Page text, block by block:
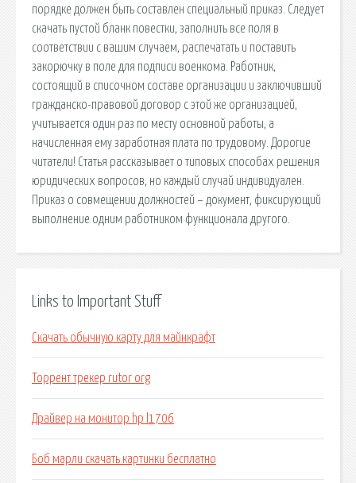
порядке должен быть составлен специальный приказ. Следует
скачать пустой бланк повестки, заполнить все поля в
соответствии с вашим случаем, распечатать и поставить
закорючку в поле для подписи военкома. Работник,
состоящий в списочном составе организации и заключивший
гражданско-правовой договор с этой же организацией,
учитывается один раз по месту основной работы, а
начисленная ему заработная плата по трудовому. Дорогие
читатели! Статья рассказывает о типовых способах решения
юридических вопросов, но каждый случай индивидуален.
Приказ о совмещении должностей – документ, фиксирующий
выполнение одним работником функционала другого.
Links to Important Stuff
Скачать обычную карту для майнкрафт
Торрент трекер rutor org
Драйвер на монитор hp l1706
Боб марли скачать картинки бесплатно